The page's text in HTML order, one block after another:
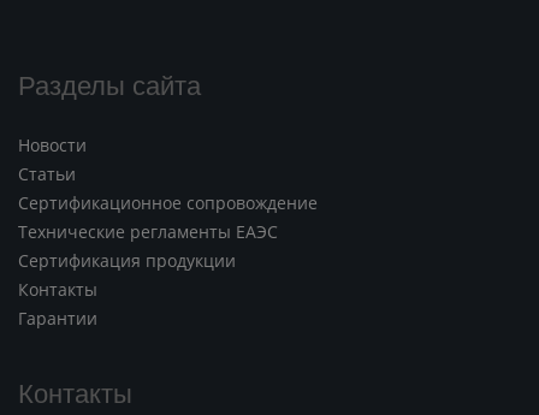
Разделы сайта
Новости
Статьи
Сертификационное сопровождение
Технические регламенты ЕАЭС
Сертификация продукции
Контакты
Гарантии
Контакты